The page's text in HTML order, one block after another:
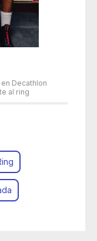
Decathlon
al ring